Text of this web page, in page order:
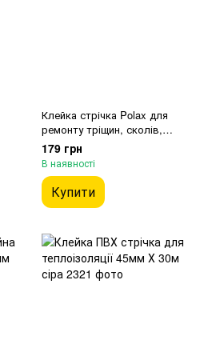
Клейка стрічка Polax для
ремонту тріщин, сколів,
плівки та брезента 45 мм х 10
м
179 грн
В наявності
Купити